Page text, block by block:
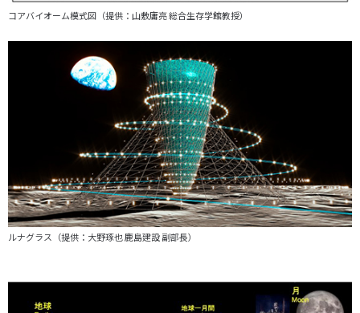
コアバイオーム模式図（提供：山敷庸亮 総合生存学館教授）
ルナグラス（提供：大野琢也 鹿島建設 副部長）